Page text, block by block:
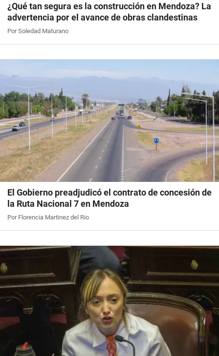
¿Qué tan segura es la construcción en Mendoza? La
advertencia por el avance de obras clandestinas
Por Soledad Maturano
El Gobierno preadjudicó el contrato de concesión de
la Ruta Nacional 7 en Mendoza
Por Florencia Martinez del Rio